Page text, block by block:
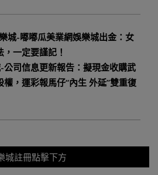
城-嘟嘟瓜美業網娛樂城出金：女
一定要謹記！
公司信息更新報告：擬現金收購武
，運彩報馬仔“內生 外延”雙重復
城註冊點擊下方